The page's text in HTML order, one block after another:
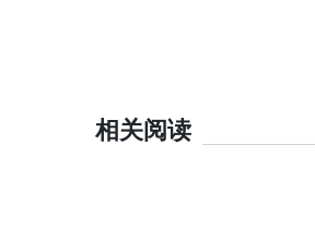
相关阅读